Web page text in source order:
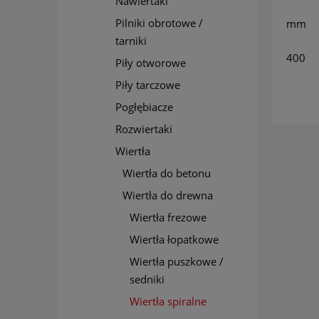
Pilniki obrotowe /
tarniki
Piły otworowe
Piły tarczowe
Pogłębiacze
Rozwiertaki
Wiertła
Wiertła do betonu
Wiertła do drewna
Wiertła frezowe
Wiertła łopatkowe
Wiertła puszkowe /
sedniki
Wiertła spiralne
mm
400